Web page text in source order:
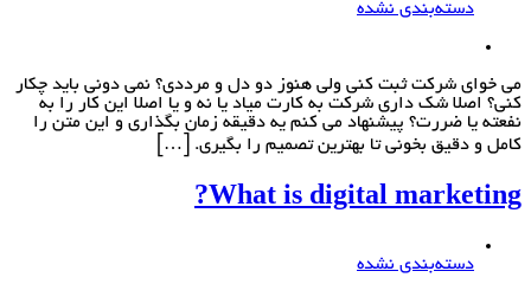
دسته‌بندی نشده
می خوای شرکت ثبت کنی ولی هنوز دو دل و مرددی؟ نمی دونی باید چکار
کنی؟ اصلا شک داری شرکت به کارت میاد یا نه و یا اصلا این کار را به
نفعته یا ضررت؟ پیشنهاد می کنم یه دقیقه زمان بگذاری و این متن را
کامل و دقیق بخونی تا بهترین تصمیم را بگیری. […]
What is digital marketing?
دسته‌بندی نشده